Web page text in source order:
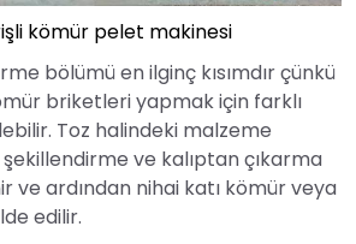
kömür pelet makinesi
bölümü en ilginç kısımdır çünkü
briketleri yapmak için farklı
Toz halindeki malzeme
ve kalıptan çıkarma
ve ardından nihai katı kömür veya
edilir.